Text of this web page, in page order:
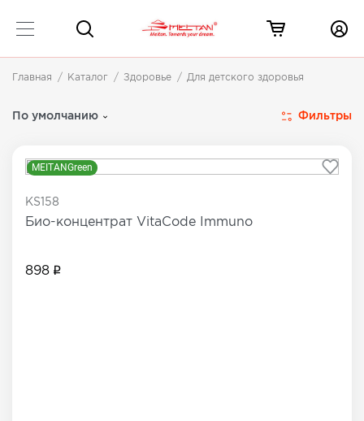
Главная Каталог Здоровье Для детского здоровья
По умолчанию Фильтры
MEITANGreen
KS158
Био-концентрат VitaCode Immuno
898